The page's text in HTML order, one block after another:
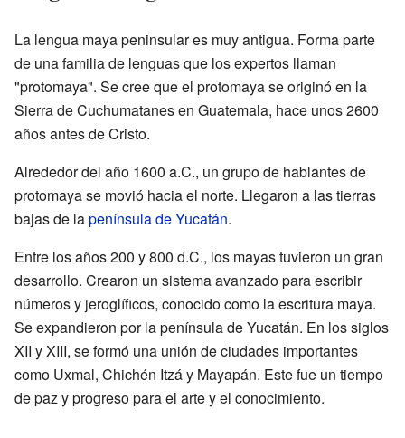
La lengua maya peninsular es muy antigua. Forma parte
de una familia de lenguas que los expertos llaman
"protomaya". Se cree que el protomaya se originó en la
Sierra de Cuchumatanes en Guatemala, hace unos 2600
años antes de Cristo.
Alrededor del año 1600 a.C., un grupo de hablantes de
protomaya se movió hacia el norte. Llegaron a las tierras
bajas de lapenínsula de Yucatán.
Entre los años 200 y 800 d.C., los mayas tuvieron un gran
desarrollo. Crearon un sistema avanzado para escribir
números y jeroglíficos, conocido como la escritura maya.
Se expandieron por la península de Yucatán. En los siglos
XII y XIII, se formó una unión de ciudades importantes
como Uxmal, Chichén Itzá y Mayapán. Este fue un tiempo
de paz y progreso para el arte y el conocimiento.